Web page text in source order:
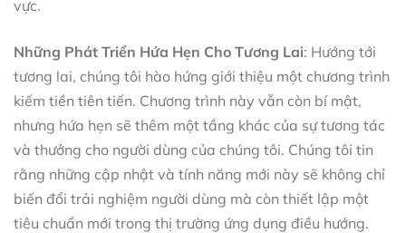
vực.
Những Phát Triển Hứa Hẹn Cho Tương Lai: Hướng tới
tương lai, chúng tôi hào hứng giới thiệu một chương trình
kiếm tiền tiên tiến. Chương trình này vẫn còn bí mật,
nhưng hứa hẹn sẽ thêm một tầng khác của sự tương tác
và thưởng cho người dùng của chúng tôi. Chúng tôi tin
rằng những cập nhật và tính năng mới này sẽ không chỉ
biến đổi trải nghiệm người dùng mà còn thiết lập một
tiêu chuẩn mới trong thị trường ứng dụng điều hướng.